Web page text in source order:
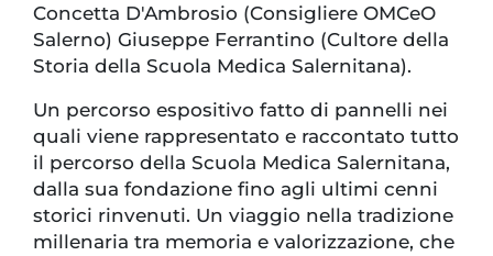
Concetta D'Ambrosio (Consigliere OMCeO
Salerno) Giuseppe Ferrantino (Cultore della
Storia della Scuola Medica Salernitana).
Un percorso espositivo fatto di pannelli nei
quali viene rappresentato e raccontato tutto
il percorso della Scuola Medica Salernitana,
dalla sua fondazione fino agli ultimi cenni
storici rinvenuti. Un viaggio nella tradizione
millenaria tra memoria e valorizzazione, che